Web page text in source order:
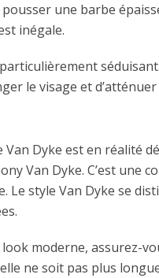
une barbe
inégale.
le visage et
Van Dyke est en réalité
Van Dyke. C’est une
Le style Van Dyke se
moderne, assurez-
ne soit pas plus